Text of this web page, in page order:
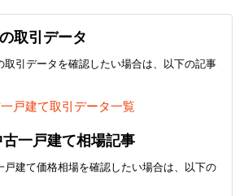
取引データ
取引データを確認したい場合は、以下の記事
戸建て取引データ一覧
一戸建て相場記事
建て価格相場を確認したい場合は、以下の